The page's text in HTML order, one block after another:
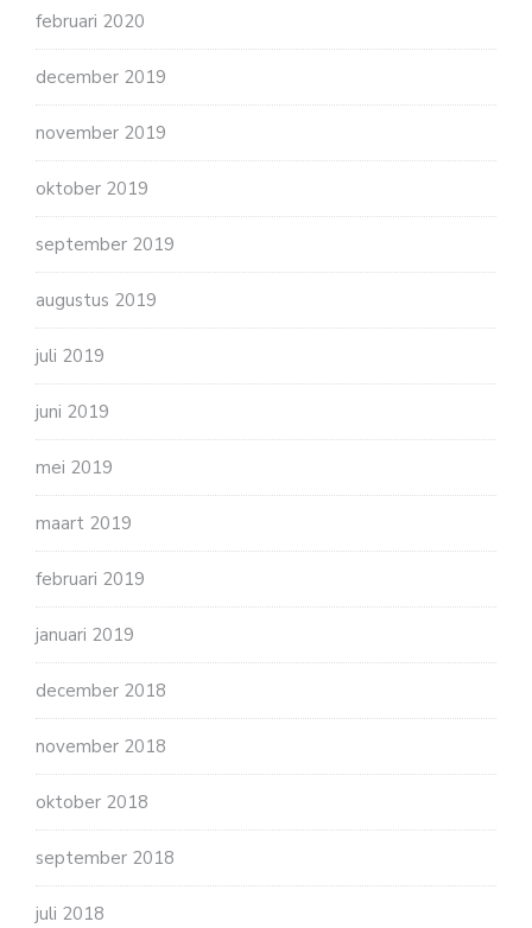
februari 2020
december 2019
november 2019
oktober 2019
september 2019
augustus 2019
juli 2019
juni 2019
mei 2019
maart 2019
februari 2019
januari 2019
december 2018
november 2018
oktober 2018
september 2018
juli 2018